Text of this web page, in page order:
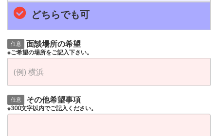
どちらでも可
任意 面談場所の希望
※ご希望の場所をご記入下さい。
任意 その他希望事項
※300文字以内でご記入ください。